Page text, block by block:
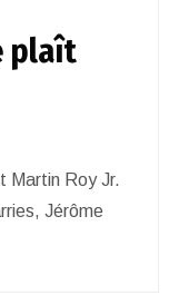
plaît
Martin Roy Jr.
Jérôme